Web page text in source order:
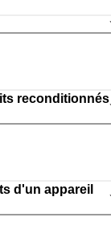
reconditionnés
d'un appareil